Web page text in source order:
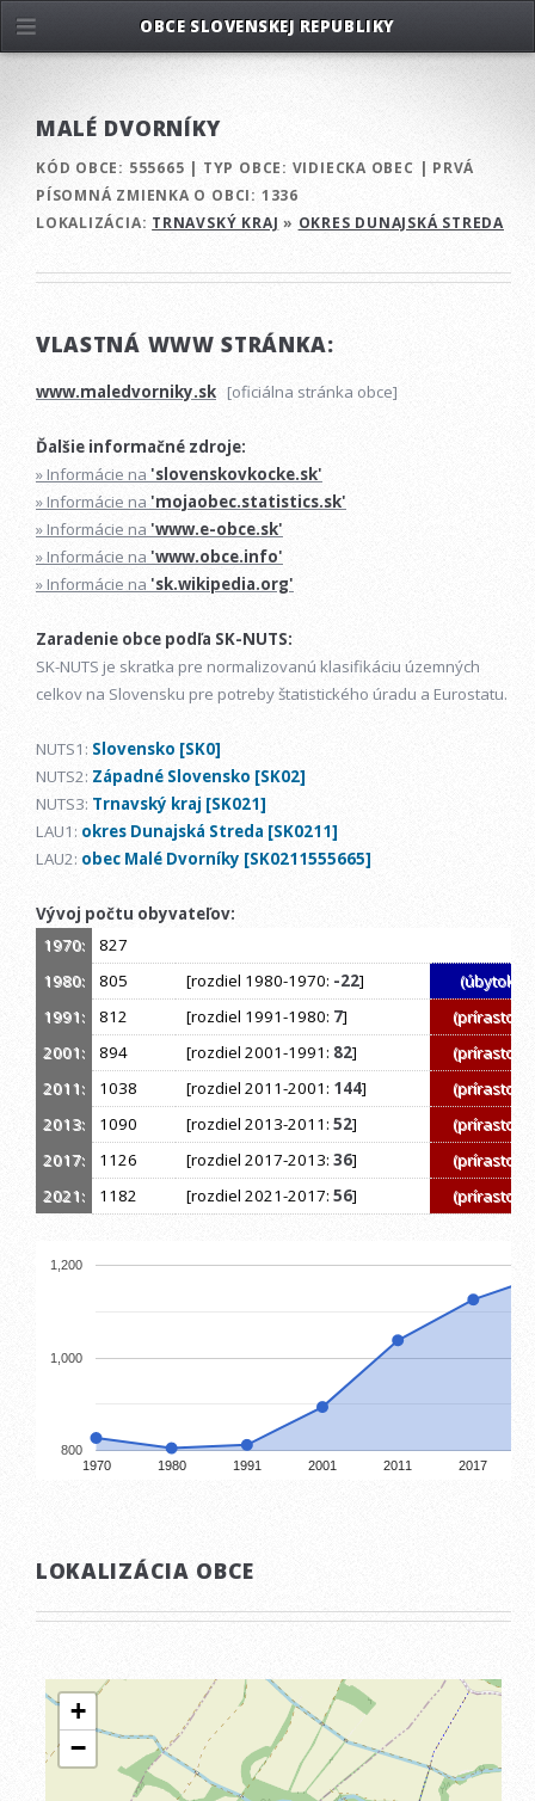
MALÉ DVORNÍKY
KÓD OBCE: 555665 | TYP OBCE: VIDIECKA OBEC | PRVÁ
PÍSOMNÁ ZMIENKA O OBCI: 1336
LOKALIZÁCIA: TRNAVSKÝ KRAJ » OKRES DUNAJSKÁ STREDA
VLASTNÁ WWW STRÁNKA:
www.maledvorniky.sk [oficiálna stránka obce]
Ďalšie informačné zdroje:
» Informácie na 'slovenskovkocke.sk'
» Informácie na 'mojaobec.statistics.sk'
» Informácie na 'www.e-obce.sk'
» Informácie na 'www.obce.info'
» Informácie na 'sk.wikipedia.org'
Zaradenie obce podľa SK-NUTS:
SK-NUTS je skratka pre normalizovanú klasifikáciu územných
celkov na Slovensku pre potreby štatistického úradu a Eurostatu.
NUTS1: Slovensko [SK0]
NUTS2: Západné Slovensko [SK02]
NUTS3: Trnavský kraj [SK021]
LAU1: okres Dunajská Streda [SK0211]
LAU2: obec Malé Dvorníky [SK0211555665]
Vývoj počtu obyvateľov:
1970:
827
1980:
805 [rozdiel 1980-1970: -22]
(úbytok)
1991:
812 [rozdiel 1991-1980: 7]
(prírastok)
2001:
894 [rozdiel 2001-1991: 82]
(prírastok)
2011:
1038 [rozdiel 2011-2001: 144]
(prírastok)
2013:
1090 [rozdiel 2013-2011: 52]
(prírastok)
2017:
1126 [rozdiel 2017-2013: 36]
(prírastok)
2021:
1182 [rozdiel 2021-2017: 56] (prírastok)
1970 1980 1991 2001 2011 2017
800
1,000
1,200
LOKALIZÁCIA OBCE
OBCE SLOVENSKEJ REPUBLIKY